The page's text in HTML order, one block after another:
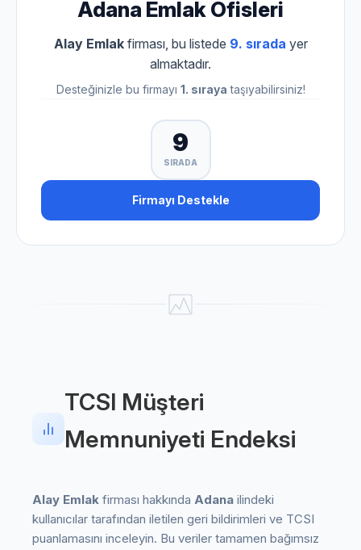
Adana Emlak Ofisleri
Alay Emlakfirması, bu listede 9. sırada yer
almaktadır.
Desteğinizle bu firmayı 1. sıraya taşıyabilirsiniz!
9
SIRADA
Firmayı Destekle
TCSI Müşteri
Memnuniyeti Endeksi
Alay Emlak firması hakkında Adana ilindeki
kullanıcılar tarafından iletilen geri bildirimleri ve TCSI
puanlamasını inceleyin. Bu veriler tamamen bağımsız